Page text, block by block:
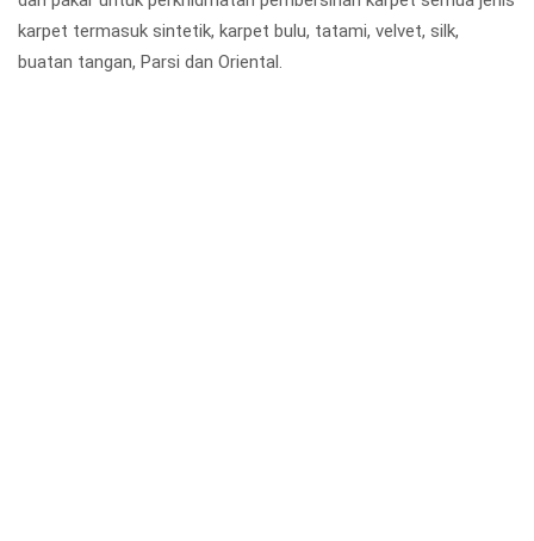
karpet termasuk sintetik, karpet bulu, tatami, velvet, silk,
buatan tangan, Parsi dan Oriental.